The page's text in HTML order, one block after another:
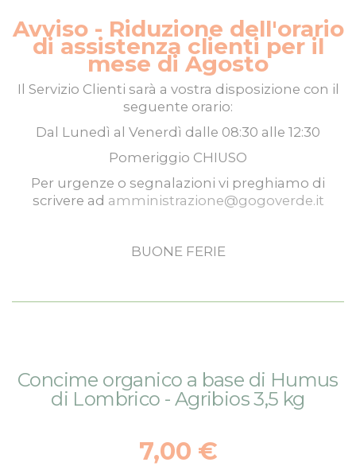
Avviso - Riduzione dell'orario
di assistenza clienti per il
mese di Agosto
Il Servizio Clienti sarà a vostra disposizione con il
seguente orario:
Dal Lunedì al Venerdì dalle 08:30 alle 12:30
Pomeriggio CHIUSO
Per urgenze o segnalazioni vi preghiamo di
scrivere ad amministrazione@gogoverde.it
BUONE FERIE
alla
all'inizio
Concime organico a base di Humus
di Lombrico - Agribios 3,5 kg
7,00 €